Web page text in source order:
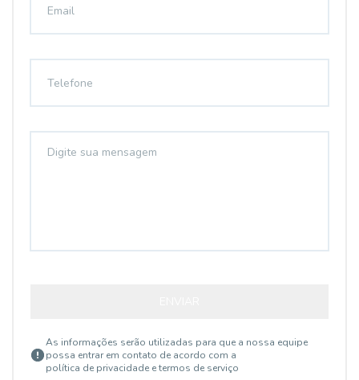
As informações serão utilizadas para que a nossa equipe
possa entrar em contato de acordo com a
política de privacidade e termos de serviço